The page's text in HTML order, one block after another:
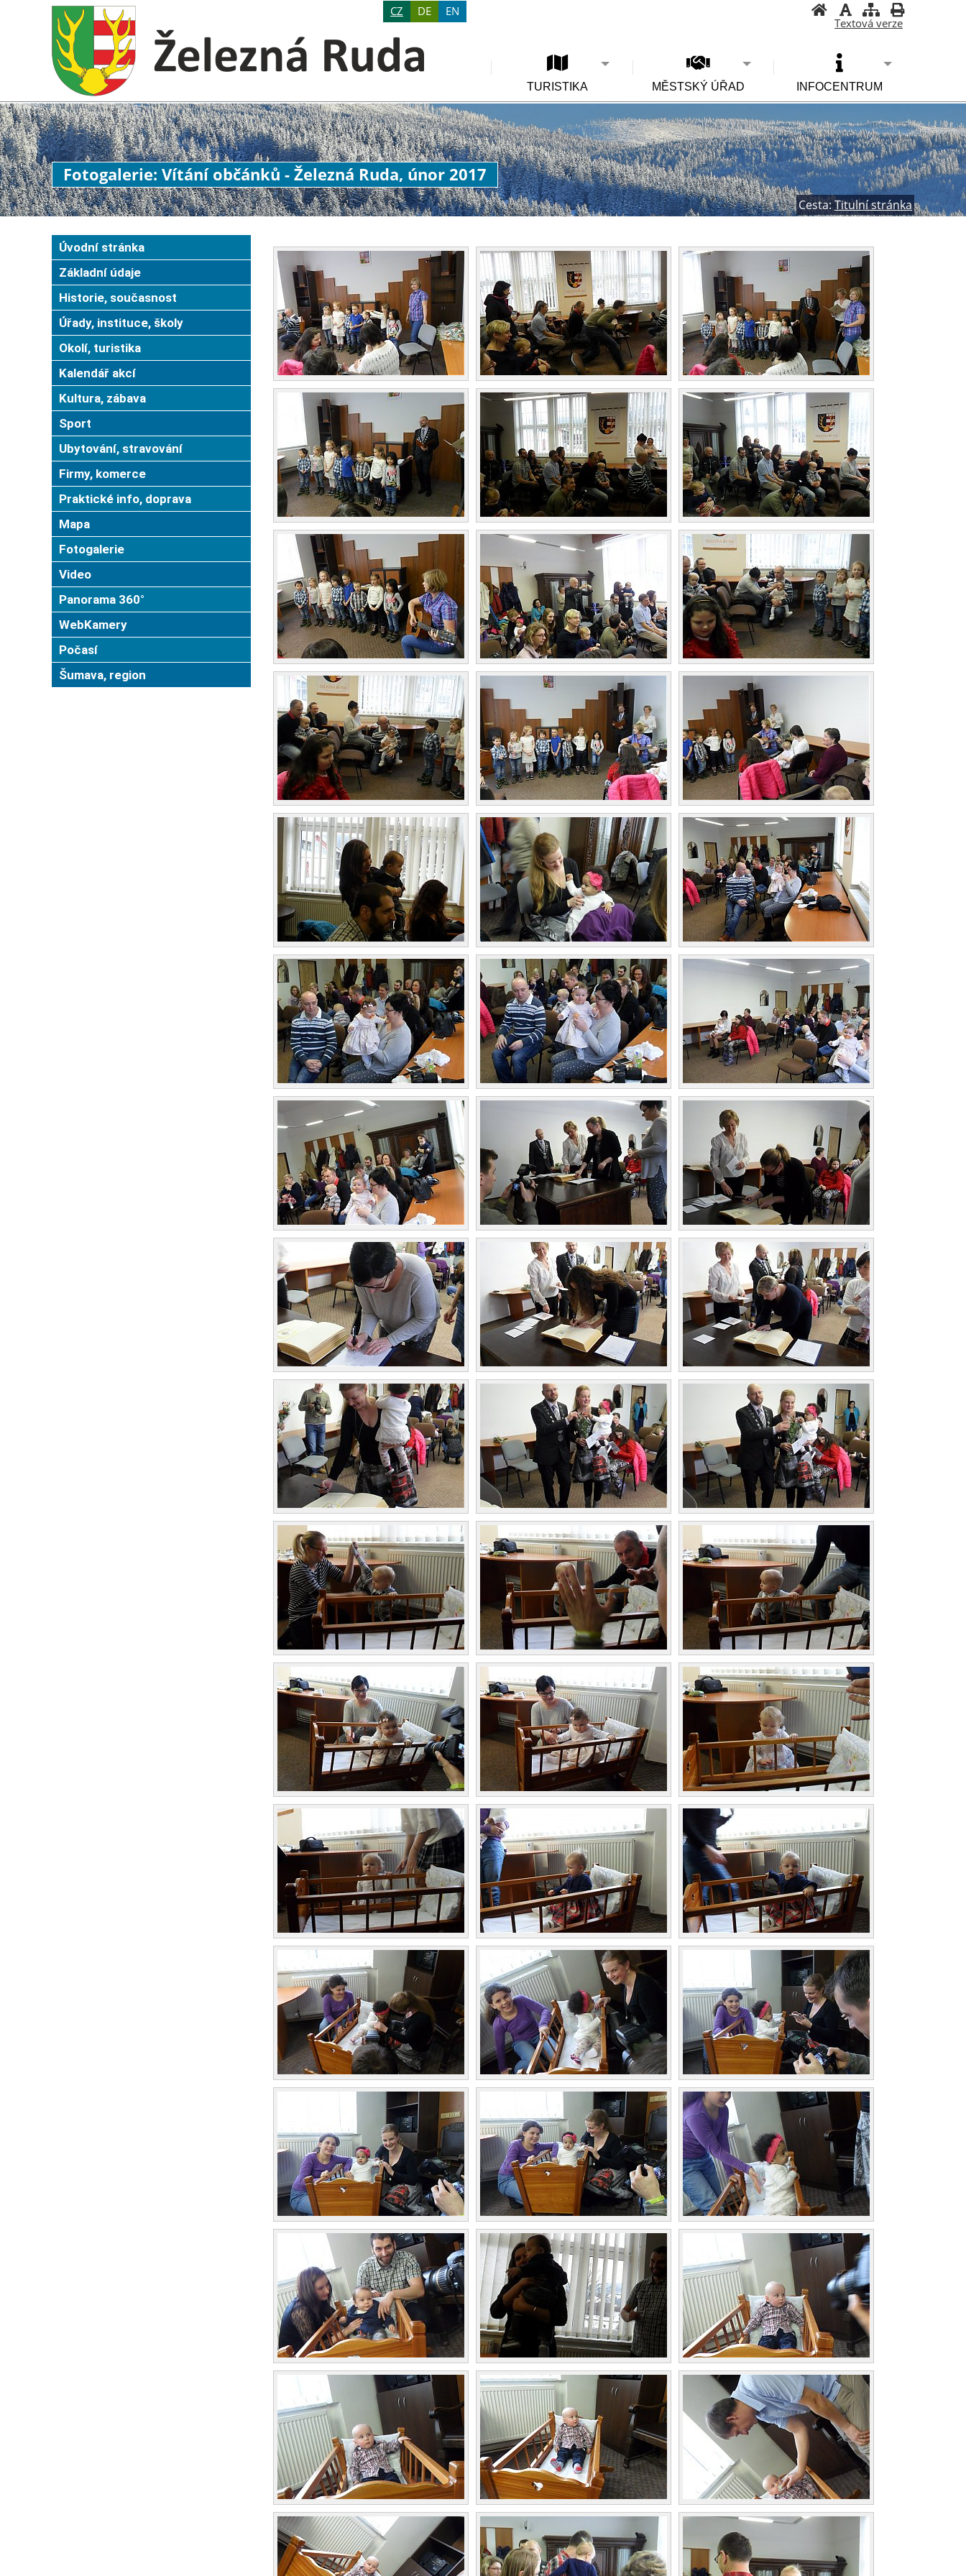
CZ DE EN
Textová verze
TURISTIKA MĚSTSKÝ ÚŘAD INFOCENTRUM
Fotogalerie: Vítání občánků - Železná Ruda, únor 2017
Cesta:Titulní stránka
Úvodní stránka
Základní údaje
Historie, současnost
Úřady, instituce, školy
Okolí, turistika
Kalendář akcí
Kultura, zábava
Sport
Ubytování, stravování
Firmy, komerce
Praktické info, doprava
Mapa
Fotogalerie
Video
Panorama 360°
WebKamery
Počasí
Šumava, region